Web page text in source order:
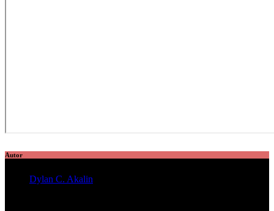
Autor
Dylan C. Akalin